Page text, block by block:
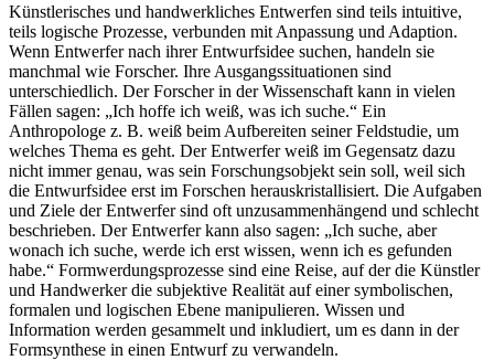
Künstlerisches und handwerkliches Entwerfen sind teils intuitive,
teils logische Prozesse, verbunden mit Anpassung und Adaption.
Wenn Entwerfer nach ihrer Entwurfsidee suchen, handeln sie
manchmal wie Forscher. Ihre Ausgangssituationen sind
unterschiedlich. Der Forscher in der Wissenschaft kann in vielen
Fällen sagen: „Ich hoffe ich weiß, was ich suche.“ Ein
Anthropologe z. B. weiß beim Aufbereiten seiner Feldstudie, um
welches Thema es geht. Der Entwerfer weiß im Gegensatz dazu
nicht immer genau, was sein Forschungsobjekt sein soll, weil sich
die Entwurfsidee erst im Forschen herauskristallisiert. Die Aufgaben
und Ziele der Entwerfer sind oft unzusammenhängend und schlecht
beschrieben. Der Entwerfer kann also sagen: „Ich suche, aber
wonach ich suche, werde ich erst wissen, wenn ich es gefunden
habe.“ Formwerdungsprozesse sind eine Reise, auf der die Künstler
und Handwerker die subjektive Realität auf einer symbolischen,
formalen und logischen Ebene manipulieren. Wissen und
Information werden gesammelt und inkludiert, um es dann in der
Formsynthese in einen Entwurf zu verwandeln.